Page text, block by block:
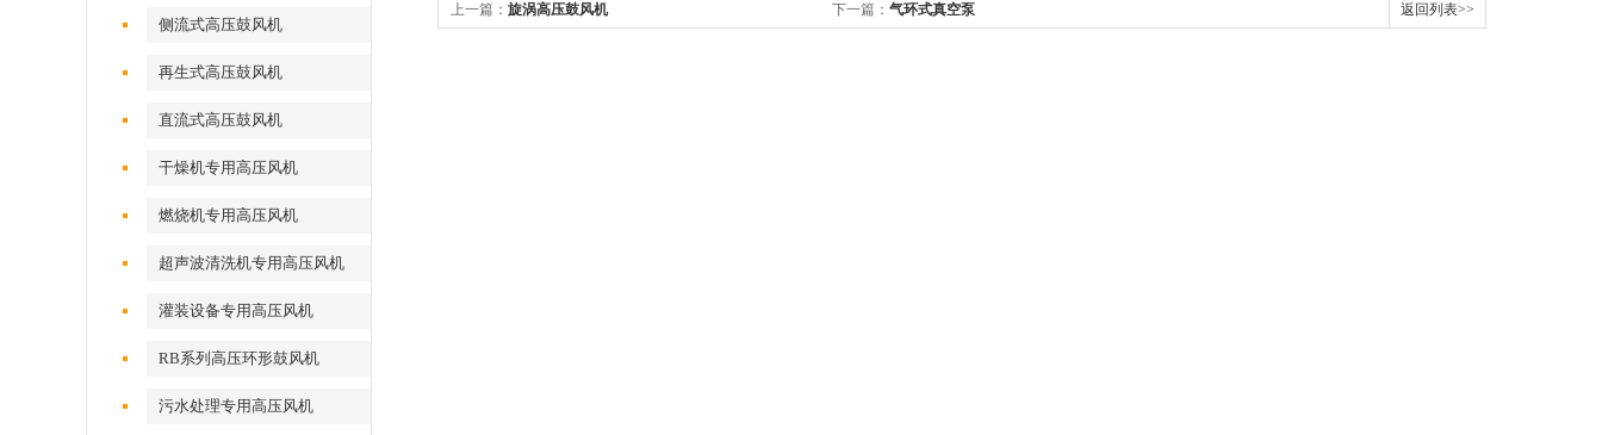
侧流式高压鼓风机
再生式高压鼓风机
直流式高压鼓风机
干燥机专用高压风机
燃烧机专用高压风机
超声波清洗机专用高压风机
灌装设备专用高压风机
RB系列高压环形鼓风机
污水处理专用高压风机
上一篇： 旋涡高压鼓风机 下一篇： 气环式真空泵 返回列表>>